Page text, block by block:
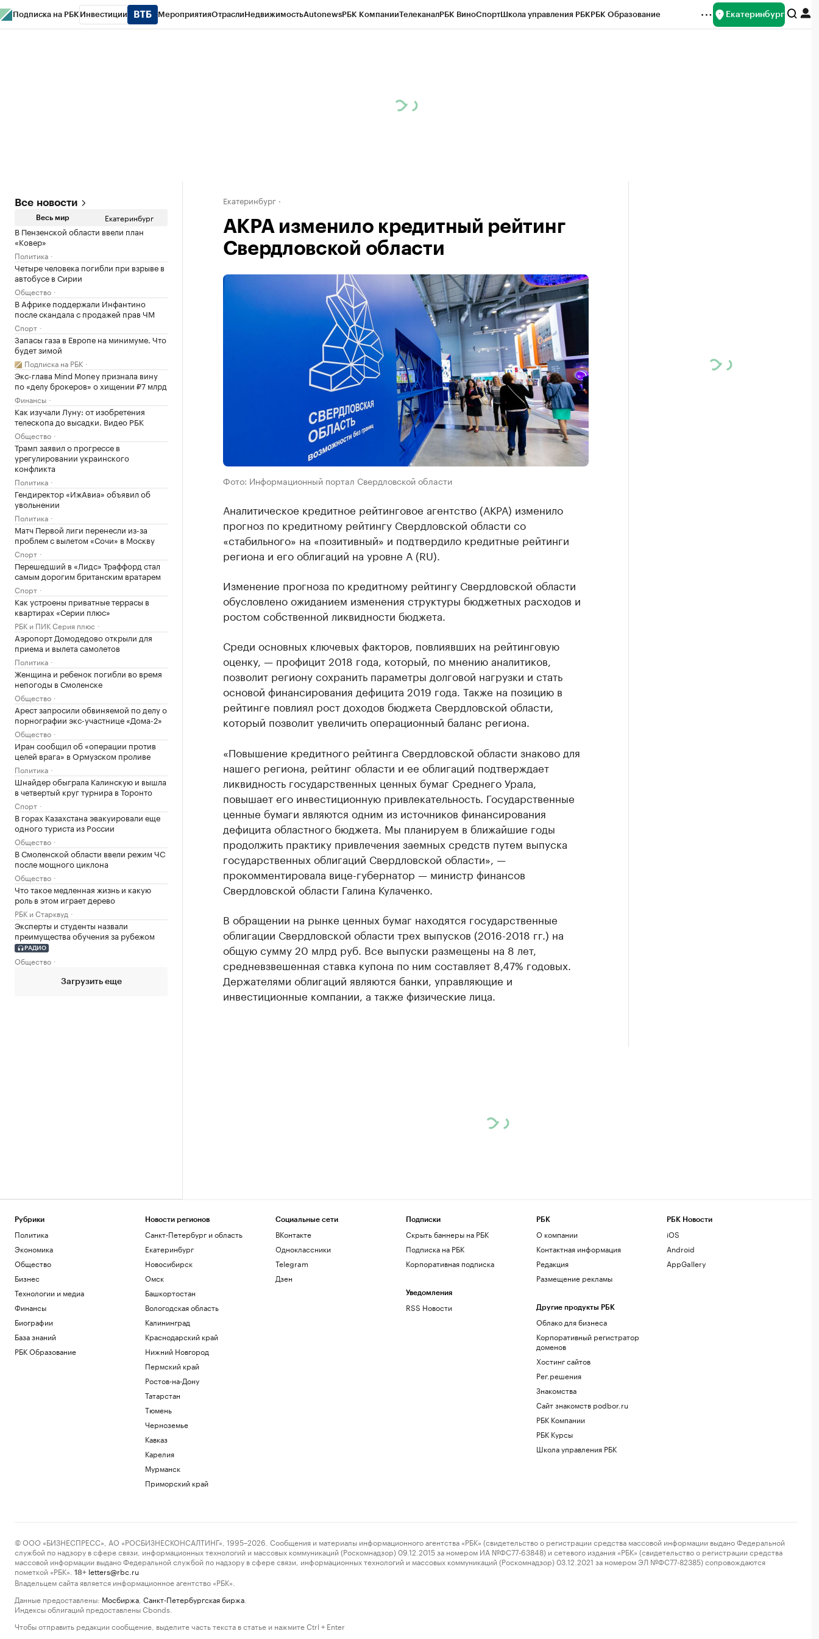
Подписка на РБК Инвестиции МероприятияОтраслиНедвижимостьAutonewsРБК КомпанииТелеканалРБК ВиноСпортШкола управления РБКРБК Образование Екатеринбург
Все новости
Весь мир Екатеринбург
В Пензенской области ввели план
«Ковер»
Политика
Четыре человека погибли при взрыве в
автобусе в Сирии
Общество
В Африке поддержали Инфантино
после скандала с продажей прав ЧМ
Спорт
Запасы газа в Европе на минимуме. Что
будет зимой
Подписка на РБК
Экс-глава Mind Money признала вину
по «делу брокеров» о хищении ₽7 млрд
Финансы
Как изучали Луну: от изобретения
телескопа до высадки. Видео РБК
Общество
Трамп заявил о прогрессе в
урегулировании украинского
конфликта
Политика
Гендиректор «ИжАвиа» объявил об
увольнении
Политика
Матч Первой лиги перенесли из-за
проблем с вылетом «Сочи» в Москву
Спорт
Перешедший в «Лидс» Траффорд стал
самым дорогим британским вратарем
Спорт
Как устроены приватные террасы в
квартирах «Серии плюс»
РБК и ПИК Серия плюс
Аэропорт Домодедово открыли для
приема и вылета самолетов
Политика
Женщина и ребенок погибли во время
непогоды в Смоленске
Общество
Арест запросили обвиняемой по делу о
порнографии экс-участнице «Дома-2»
Общество
Иран сообщил об «операции против
целей врага» в Ормузском проливе
Политика
Шнайдер обыграла Калинскую и вышла
в четвертый круг турнира в Торонто
Спорт
В горах Казахстана эвакуировали еще
одного туриста из России
Общество
В Смоленской области ввели режим ЧС
после мощного циклона
Общество
Что такое медленная жизнь и какую
роль в этом играет дерево
РБК и Старквуд
Эксперты и студенты назвали
преимущества обучения за рубежом
РАДИО
Общество
Загрузить еще
Екатеринбург
АКРА изменило кредитный рейтинг
Свердловской области
Фото: Информационный портал Свердловской области
Аналитическое кредитное рейтинговое агентство (АКРА) изменило
прогноз по кредитному рейтингу Свердловской области со
«стабильного» на «позитивный» и подтвердило кредитные рейтинги
региона и его облигаций на уровне А (RU).
Изменение прогноза по кредитному рейтингу Свердловской области
обусловлено ожиданием изменения структуры бюджетных расходов и
ростом собственной ликвидности бюджета.
Среди основных ключевых факторов, повлиявших на рейтинговую
оценку, — профицит 2018 года, который, по мнению аналитиков,
позволит региону сохранить параметры долговой нагрузки и стать
основой финансирования дефицита 2019 года. Также на позицию в
рейтинге повлиял рост доходов бюджета Свердловской области,
который позволит увеличить операционный баланс региона.
«Повышение кредитного рейтинга Свердловской области знаково для
нашего региона, рейтинг области и ее облигаций подтверждает
ликвидность государственных ценных бумаг Среднего Урала,
повышает его инвестиционную привлекательность. Государственные
ценные бумаги являются одним из источников финансирования
дефицита областного бюджета. Мы планируем в ближайшие годы
продолжить практику привлечения заемных средств путем выпуска
государственных облигаций Свердловской области», —
прокомментировала вице-губернатор — министр финансов
Свердловской области Галина Кулаченко.
В обращении на рынке ценных бумаг находятся государственные
облигации Свердловской области трех выпусков (2016-2018 гг.) на
общую сумму 20 млрд руб. Все выпуски размещены на 8 лет,
средневзвешенная ставка купона по ним составляет 8,47% годовых.
Держателями облигаций являются банки, управляющие и
инвестиционные компании, а также физические лица.
Рубрики
Политика
Экономика
Общество
Бизнес
Технологии и медиа
Финансы
Биографии
База знаний
РБК Образование
Новости регионов
Санкт-Петербург и область
Екатеринбург
Новосибирск
Омск
Башкортостан
Вологодская область
Калининград
Краснодарский край
Нижний Новгород
Пермский край
Ростов-на-Дону
Татарстан
Тюмень
Черноземье
Кавказ
Карелия
Мурманск
Приморский край
Социальные сети
ВКонтакте
Одноклассники
Telegram
Дзен
Подписки
Скрыть баннеры на РБК
Подписка на РБК
Корпоративная подписка
Уведомления
RSS Новости
РБК
О компании
Контактная информация
Редакция
Размещение рекламы
Другие продукты РБК
Облако для бизнеса
Корпоративный регистратор
доменов
Хостинг сайтов
Рег.решения
Знакомства
Сайт знакомств podbor.ru
РБК Компании
РБК Курсы
Школа управления РБК
РБК Новости
iOS
Android
AppGallery
© ООО «БИЗНЕСПРЕСС», АО «РОСБИЗНЕСКОНСАЛТИНГ», 1995–2026. Сообщения и материалы информационного агентства «РБК» (свидетельство о регистрации средства массовой информации выдано Федеральной
службой по надзору в сфере связи, информационных технологий и массовых коммуникаций (Роскомнадзор) 09.12.2015 за номером ИА №ФС77-63848) и сетевого издания «РБК» (свидетельство о регистрации средства
массовой информации выдано Федеральной службой по надзору в сфере связи, информационных технологий и массовых коммуникаций (Роскомнадзор) 03.12.2021 за номером ЭЛ №ФС77-82385) сопровождаются
пометкой «РБК».
18+ letters@rbc.ru
Владельцем сайта является информационное агентство «РБК».
Данные предоставлены: Мосбиржа Санкт-Петербургская биржа
Индексы облигаций предоставлены Cbonds.
Чтобы отправить редакции сообщение, выделите часть текста в статье и нажмите Ctrl + Enter